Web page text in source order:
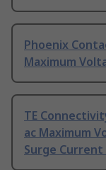
Phoenix
Maximum
TE
ac Maximum
Surge